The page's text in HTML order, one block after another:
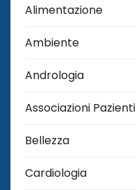
Alimentazione
Ambiente
Andrologia
Associazioni Pazienti
Bellezza
Cardiologia